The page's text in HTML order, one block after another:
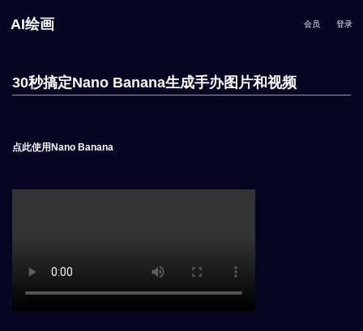
AI绘画 会员 登录
30秒搞定Nano Banana生成手办图片和视频
点此使用Nano Banana